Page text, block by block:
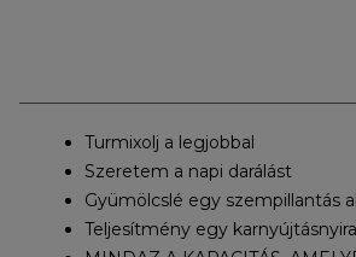
Turmixolj a legjobbal
Szeretem a napi darálást
Gyümölcslé egy szempillantás
Teljesítmény egy karnyújtásnyira